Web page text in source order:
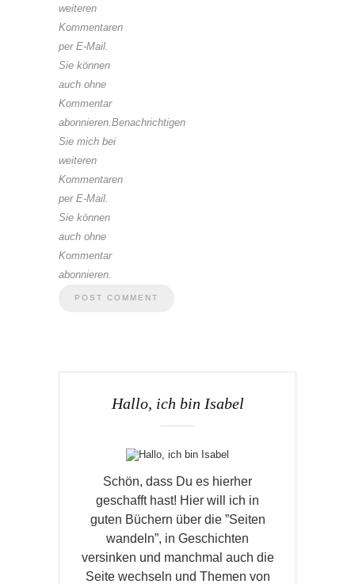
weiteren
Kommentaren
per E-Mail.
Sie können
auch ohne
Kommentar
abonnieren.Benachrichtigen
Sie mich bei
weiteren
Kommentaren
per E-Mail.
Sie können
auch ohne
Kommentar
abonnieren.
Hallo, ich bin Isabel
Schön, dass Du es hierher
geschafft hast! Hier will ich in
guten Büchern über die ”Seiten
wandeln”, in Geschichten
versinken und manchmal auch die
Seite wechseln und Themen von